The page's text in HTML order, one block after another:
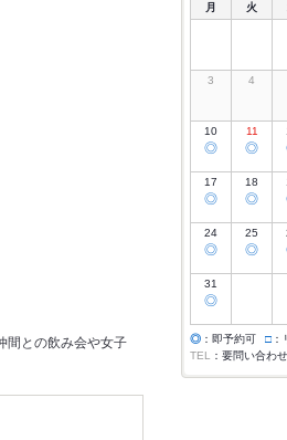
間との飲み会や女子
月 火
3 4
10
◎
11
◎
17
◎
18
◎
24
◎
25
◎
31
◎
◎ ：即予約可 □
TEL
：要問い合わせ